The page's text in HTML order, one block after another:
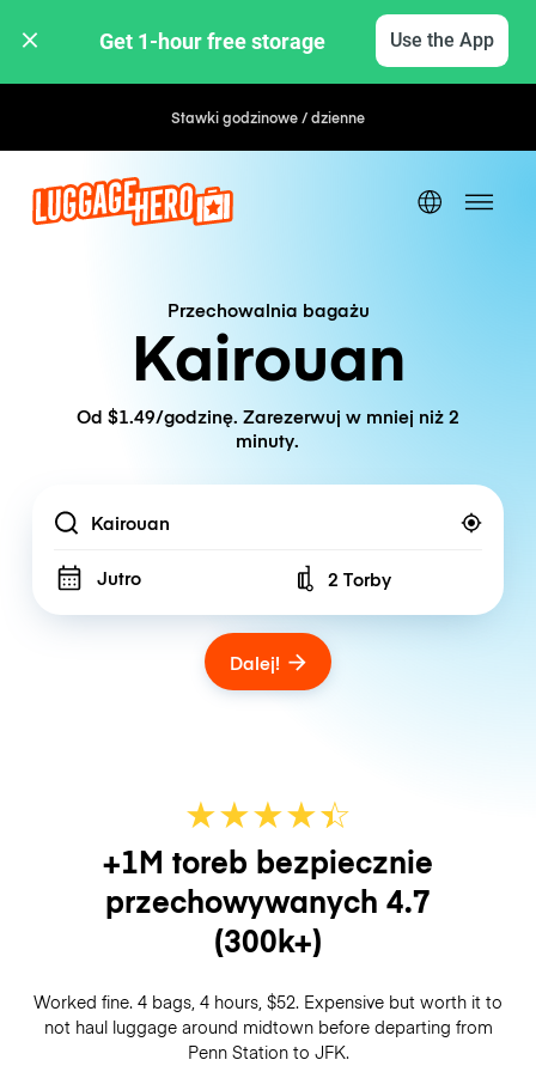
Get 1-hour free storage Use the App
Stawki godzinowe / dzienne
Przechowalnia bagażu
Kairouan
Od $1.49/godzinę. Zarezerwuj w mniej niż 2
minuty.
Location
Jutro Number of bags
2 Torby
Dalej!
★★★★☆
★
+1M toreb bezpiecznie
przechowywanych 4.7
(300k+)
Worked fine. 4 bags, 4 hours, $52. Expensive but worth it to
not haul luggage around midtown before departing from
Penn Station to JFK.